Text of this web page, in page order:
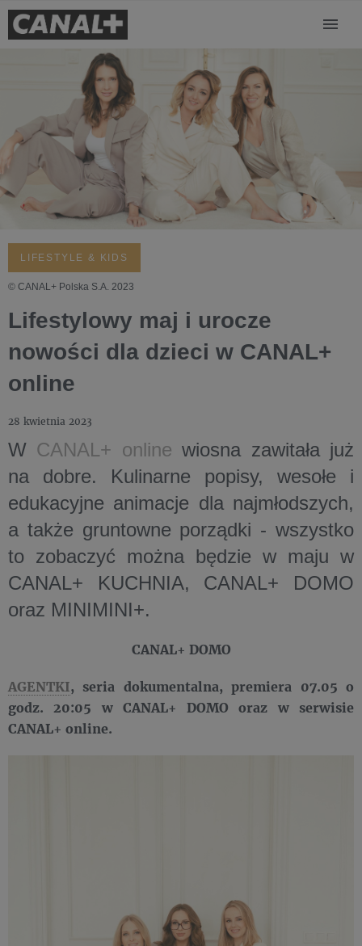
LIFESTYLE & KIDS
© CANAL+ Polska S.A. 2023
Lifestylowy maj i urocze
nowości dla dzieci w CANAL+
online
28 kwietnia 2023
W CANAL+ online wiosna zawitała już
na dobre. Kulinarne popisy, wesołe i
edukacyjne animacje dla najmłodszych,
a także gruntowne porządki - wszystko
to zobaczyć można będzie w maju w
CANAL+ KUCHNIA, CANAL+ DOMO
oraz MINIMINI+.
CANAL+ DOMO
AGENTKI, seria dokumentalna, premiera 07.05 o
godz. 20:05 w CANAL+ DOMO oraz w serwisie
CANAL+ online.